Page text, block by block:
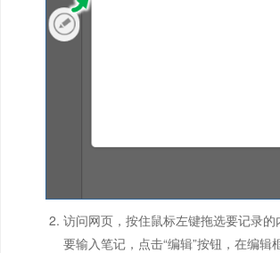
访问网页，按住鼠标左键拖选要记录
要输入笔记，点击“编辑”按钮，在编辑